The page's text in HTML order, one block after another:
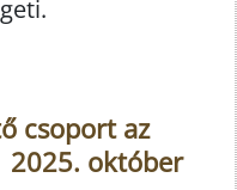
csoport az
2025. október